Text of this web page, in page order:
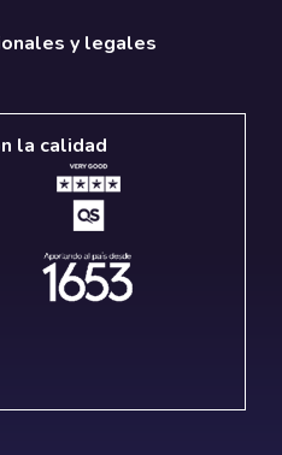
y legales
la calidad